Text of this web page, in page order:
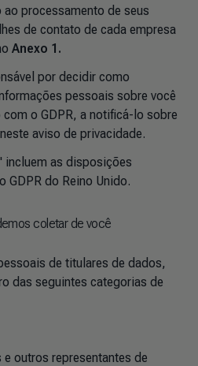
processamento de seus
de contato de cada empresa
Anexo 1.
por decidir como
pessoais sobre você
o GDPR, a notificá-lo sobre
aviso de privacidade.
incluem as disposições
GDPR do Reino Unido.
coletar de você
de titulares de dados,
das seguintes categorias de
outros representantes de